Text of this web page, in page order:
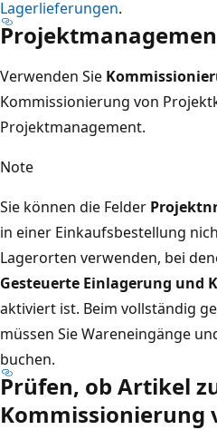
Lagerlieferungen.
Verwenden Sie
Kommissionierung von
Projektmanagement.
Note
Sie können die Felder
in einer Einkaufsbestellung
Lagerorten verwenden, bei
Gesteuerte Einlagerung und
aktiviert ist. Beim vollständig
müssen Sie Wareneingänge
buchen.
Prüfen, ob Artikel
Kommissionierung